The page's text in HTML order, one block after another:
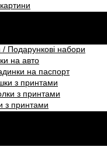
/ Подарункові набори
на авто
на паспорт
з принтами
з принтами
з принтами